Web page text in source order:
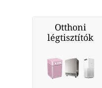
Otthoni
légtisztítók